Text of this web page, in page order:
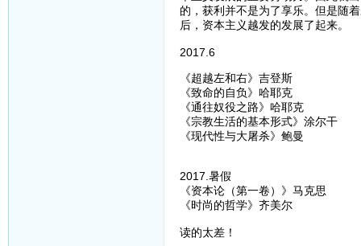
的，获利并不是为了享乐。但是随
后，资本主义越发的发展了起来。
2017.6
《超越左和右》吉登斯
《致命的自负》哈耶克
《通往奴役之路》哈耶克
《宗教生活的基本形式》涂尔干
《现代性与大屠杀》鲍曼
2017.暑假
《资本论（第一卷）》马克思
《时尚的哲学》齐美尔
读的太差！